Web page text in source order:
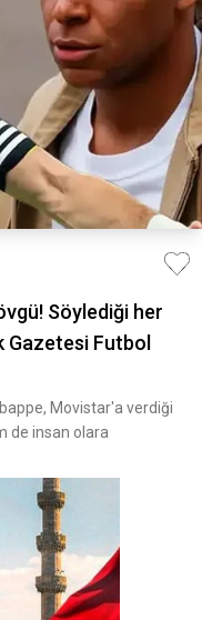
Söylediği her
Gazetesi Futbol
Movistar'a verdiği
de insan olara